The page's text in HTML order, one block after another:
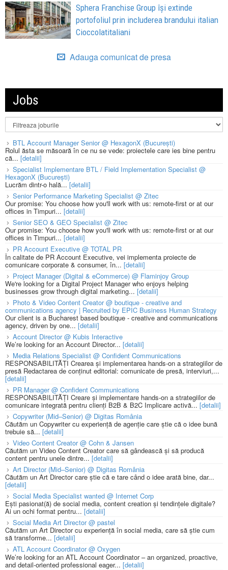
Sphera Franchise Group își extinde
portofoliul prin includerea brandului italian
Cioccolatitaliani
Adauga comunicat de presa
Jobs
BTL Account Manager Senior @ HexagonX (București)
Rolul ăsta se măsoară în ce nu se vede: proiectele care ies bine pentru
că... [detalii]
Specialist Implementare BTL / Field Implementation Specialist @
HexagonX (București)
Lucrăm dintr-o hală... [detalii]
Senior Performance Marketing Specialist @ Zitec
Our promise: You choose how you'll work with us: remote-first or at our
offices in Timpuri... [detalii]
Senior SEO & GEO Specialist @ Zitec
Our promise: You choose how you'll work with us: remote-first or at our
offices in Timpuri... [detalii]
PR Account Executive @ TOTAL PR
În calitate de PR Account Executive, vei implementa proiecte de
comunicare corporate & consumer, în... [detalii]
Project Manager (Digital & eCommerce) @ Flaminjoy Group
We're looking for a Digital Project Manager who enjoys helping
businesses grow through digital marketing... [detalii]
Photo & Video Content Creator @ boutique - creative and
communications agency | Recruited by EPIC Business Human Strategy
Our client is a Bucharest based boutique - creative and communications
agency, driven by one... [detalii]
Account Director @ Kubis Interactive
We’re looking for an Account Director... [detalii]
Media Relations Specialist @ Confident Communications
RESPONSABILITĂȚI Crearea și implementarea hands-on a strategiilor de
presă Redactarea de conținut editorial: comunicate de presă, interviuri,...
[detalii]
PR Manager @ Confident Communications
RESPONSABILITĂȚI Creare și implementare hands-on a strategiilor de
comunicare integrată pentru clienți B2B & B2C Implicare activă... [detalii]
Copywriter (Mid–Senior) @ Digitas România
Căutăm un Copywriter cu experiență de agenție care știe că o idee bună
trebuie să... [detalii]
Video Content Creator @ Cohn & Jansen
Căutăm un Video Content Creator care să gândească și să producă
content pentru unele dintre... [detalii]
Art Director (Mid–Senior) @ Digitas România
Căutăm un Art Director care știe că e tare când o idee arată bine, dar...
[detalii]
Social Media Specialist wanted @ Internet Corp
Ești pasionat(ă) de social media, content creation și tendințele digitale?
Ai un ochi format pentru... [detalii]
Social Media Art Director @ pastel
Căutăm un Art Director cu experiență în social media, care să știe cum
să transforme... [detalii]
ATL Account Coordinator @ Oxygen
We’re looking for an ATL Account Coordinator – an organized, proactive,
and detail-oriented professional eager... [detalii]